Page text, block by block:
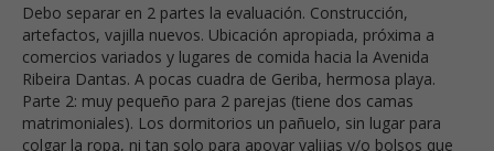
Debo separar en 2 partes la evaluación. Construcción,
artefactos, vajilla nuevos. Ubicación apropiada, próxima a
comercios variados y lugares de comida hacia la Avenida
Ribeira Dantas. A pocas cuadra de Geriba, hermosa playa.
Parte 2: muy pequeño para 2 parejas (tiene dos camas
matrimoniales). Los dormitorios un pañuelo, sin lugar para
colgar la ropa, ni tan solo para apoyar valijas y/o bolsos que